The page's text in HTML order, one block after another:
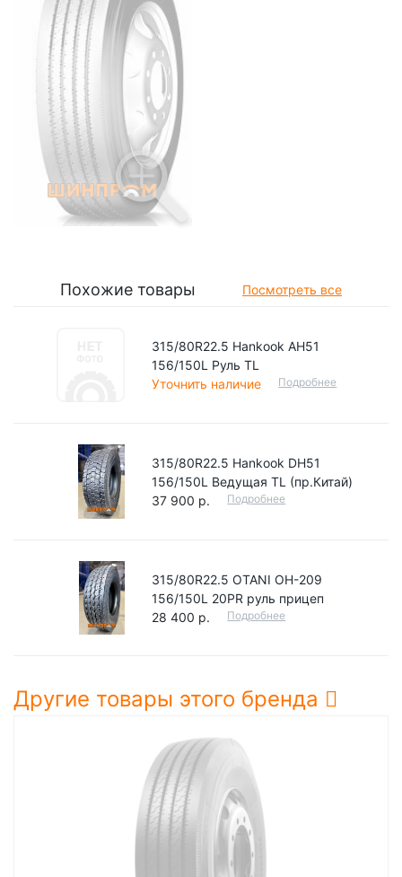
Похожие товары Посмотреть все
315/80R22.5 Hankook AH51
156/150L Руль TL
Уточнить наличие
Подробнее
315/80R22.5 Hankook DH51
156/150L Ведущая TL (пр.Китай)
37 900 р.
Подробнее
315/80R22.5 OTANI OH-209
156/150L 20PR руль прицеп
28 400 р.
Подробнее
Другие товары этого бренда